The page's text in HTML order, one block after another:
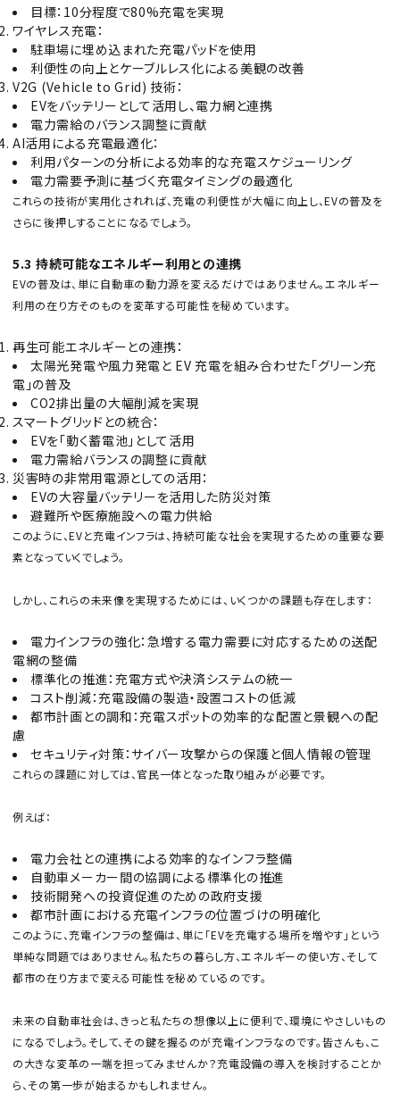
目標：10分程度で80%充電を実現
ワイヤレス充電：
駐車場に埋め込まれた充電パッドを使用
利便性の向上とケーブルレス化による美観の改善
V2G (Vehicle to Grid) 技術：
EVをバッテリーとして活用し、電力網と連携
電力需給のバランス調整に貢献
AI活用による充電最適化：
利用パターンの分析による効率的な充電スケジューリング
電力需要予測に基づく充電タイミングの最適化
これらの技術が実用化されれば、充電の利便性が大幅に向上し、EVの普及を
さらに後押しすることになるでしょう。
5.3 持続可能なエネルギー利用との連携
EVの普及は、単に自動車の動力源を変えるだけではありません。エネルギー
利用の在り方そのものを変革する可能性を秘めています。
再生可能エネルギーとの連携：
太陽光発電や風力発電と EV 充電を組み合わせた「グリーン充
電」の普及
CO2排出量の大幅削減を実現
スマートグリッドとの統合：
EVを「動く蓄電池」として活用
電力需給バランスの調整に貢献
災害時の非常用電源としての活用：
EVの大容量バッテリーを活用した防災対策
避難所や医療施設への電力供給
このように、EVと充電インフラは、持続可能な社会を実現するための重要な要
素となっていくでしょう。
しかし、これらの未来像を実現するためには、いくつかの課題も存在します：
電力インフラの強化：急増する電力需要に対応するための送配
電網の整備
標準化の推進：充電方式や決済システムの統一
コスト削減：充電設備の製造・設置コストの低減
都市計画との調和：充電スポットの効率的な配置と景観への配
慮
セキュリティ対策：サイバー攻撃からの保護と個人情報の管理
これらの課題に対しては、官民一体となった取り組みが必要です。
例えば：
電力会社との連携による効率的なインフラ整備
自動車メーカー間の協調による標準化の推進
技術開発への投資促進のための政府支援
都市計画における充電インフラの位置づけの明確化
このように、充電インフラの整備は、単に「EVを充電する場所を増やす」という
単純な問題ではありません。私たちの暮らし方、エネルギーの使い方、そして
都市の在り方まで変える可能性を秘めているのです。
未来の自動車社会は、きっと私たちの想像以上に便利で、環境にやさしいもの
になるでしょう。そして、その鍵を握るのが充電インフラなのです。皆さんも、こ
の大きな変革の一端を担ってみませんか？充電設備の導入を検討することか
ら、その第一歩が始まるかもしれません。